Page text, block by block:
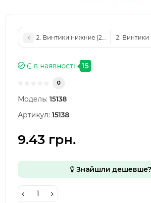
2. Винтики нижние (2шт) для iPhone
2. Винтики
Є в наявності 15
0
Модель: 15138
Артикул: 15138
9.43 грн.
Знайшли дешевше?